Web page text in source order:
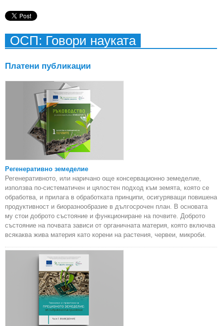
ОСП: Говори науката
Платени публикации
Регенеративно земеделие
Регенеративното, или наричано още консервационно земеделие,
използва по-систематичен и цялостен подход към земята, която се
обработва, и прилага в обработката принципи, осигуряващи повишена
продуктивност и биоразнообразие в дългосрочен план. В основата
му стои доброто състояние и функциониране на почвите. Доброто
състояние на почвата зависи от органичната материя, която включва
всякаква жива материя като корени на растения, червеи, микроби.